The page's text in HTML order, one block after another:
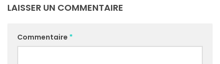
LAISSER UN COMMENTAIRE
Commentaire *